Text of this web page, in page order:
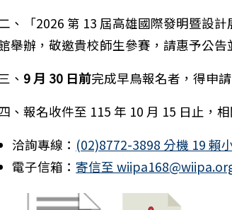
筆：免費線上論壇《AI時代的賦能與
、「2026 第 13 屆高雄國際發明暨設
舉辦，敬邀貴校師生參賽，請惠予公告
、 9 月 30 日前完成早鳥報名者，得申
、報名收件至 115 年 10 月 15 日止，
洽詢專線： (02)8772-3898 分機 19 賴
電子信箱： 寄信至